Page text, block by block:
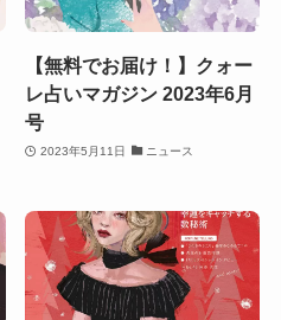
【無料でお届け！】クォー
レ占いマガジン 2023年6月
号
2023年5月11日 ニュース